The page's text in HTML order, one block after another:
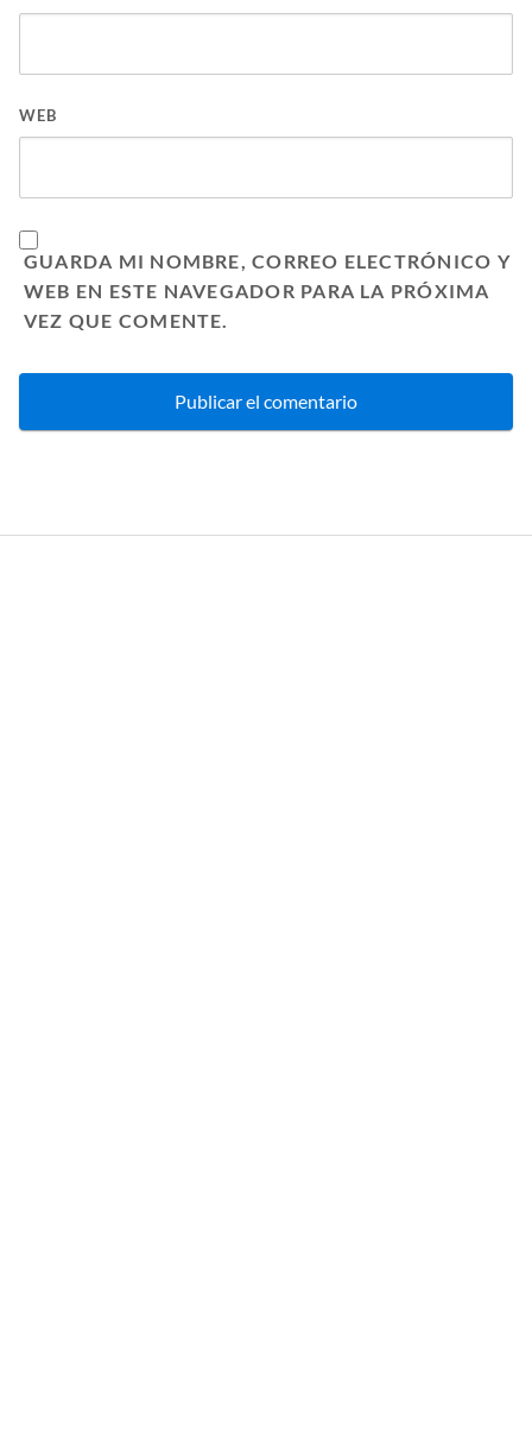
WEB
GUARDA MI NOMBRE, CORREO ELECTRÓNICO Y
WEB EN ESTE NAVEGADOR PARA LA PRÓXIMA
VEZ QUE COMENTE.